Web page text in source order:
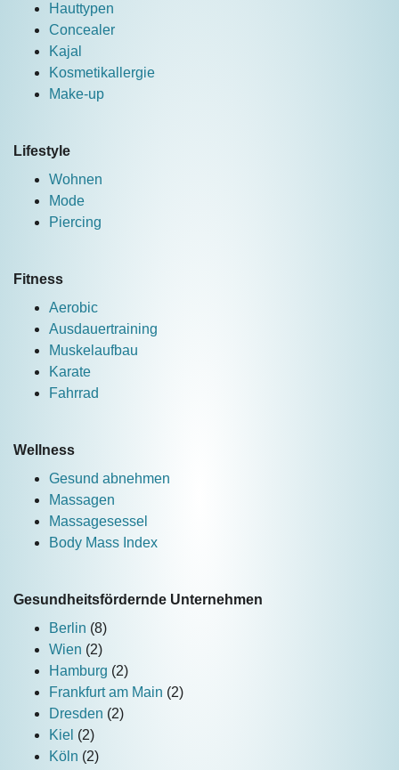
Hauttypen
Concealer
Kajal
Kosmetikallergie
Make-up
Lifestyle
Wohnen
Mode
Piercing
Fitness
Aerobic
Ausdauertraining
Muskelaufbau
Karate
Fahrrad
Wellness
Gesund abnehmen
Massagen
Massagesessel
Body Mass Index
Gesundheitsfördernde Unternehmen
Berlin (8)
Wien (2)
Hamburg (2)
Frankfurt am Main (2)
Dresden (2)
Kiel (2)
Köln (2)